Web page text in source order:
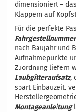
dimensioniert –
Klappern auf
Für die perfekte
nach Baujahr und
Aufnahmepunkte
Zuordnung liefern
Laubgitteraufsatz,
spart Einbauzeit,
Montageanleitung